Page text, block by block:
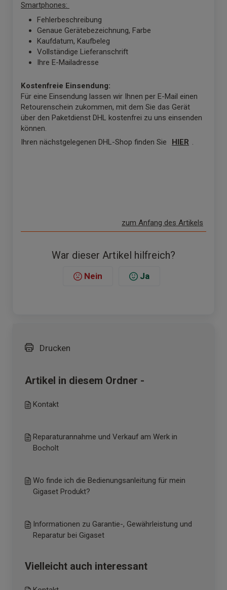
Smartphones:
Fehlerbeschreibung
Genaue Gerätebezeichnung, Farbe
Kaufdatum, Kaufbeleg
Vollständige Lieferanschrift
Ihre E-Mailadresse
Kostenfreie Einsendung:
Für eine Einsendung lassen wir Ihnen per E-Mail einen
Retourenschein zukommen, mit dem Sie das Gerät
über den Paketdienst DHL kostenfrei zu uns einsenden
können.
Ihren nächstgelegenen DHL-Shop finden Sie
HIER .
zum Anfang des Artikels
War dieser Artikel hilfreich?
Nein Ja
Drucken
Artikel in diesem Ordner -
Kontakt
Reparaturannahme und Verkauf am Werk in
Bocholt
Wo finde ich die Bedienungsanleitung für mein
Gigaset Produkt?
Informationen zu Garantie-, Gewährleistung und
Reparatur bei Gigaset
Vielleicht auch interessant